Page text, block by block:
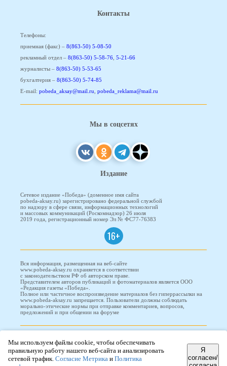
Контакты
Телефоны:
приемная (факс) – 8(863-50) 5-08-50
рекламный отдел – 8(863-50) 5-58-76 5-21-66
журналисты – 8(863-50) 5-53-65
бухгалтерия – 8(863-50) 5-74-85
E-mail: pobeda_aksay@mail.ru pobeda_reklama@mail.ru
Мы в соцсетях
Издание
Сетевое издание «Победа» (доменное имя сайта
pobeda-aksay.ru) зарегистрировано федеральной службой
по надзору в сфере связи, информационных технологий
и массовых коммуникаций (Роскомнадзор) 26 июля
2019 года, регистрационный номер Эл № ФС77-76383
16+
Вся информация, размещенная на веб-сайте
www.pobeda-aksay.ru охраняется в соответствии
с законодательством РФ об авторском праве.
Представителем авторов публикаций и фотоматериалов является ООО
«Редакция газеты «Победа».
Полное или частичное воспроизведение материалов без гиперрассылки на
www.pobeda-aksay.ru запрещается. Пользователи должны соблюдать
морально-этические нормы при отправке комментариев, вопросов,
предложений и при общении на форуме
Мы используем файлы cookie, чтобы обеспечивать
правильную работу нашего веб-сайта и анализировать
сетевой трафик. Согласие Метрика и Политика
Я
согласен/